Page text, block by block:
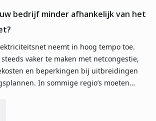
bedrijf minder afhankelijk van het
neemt in hoog tempo toe.
vaker te maken met netcongestie,
en beperkingen bij uitbreidingen
In sommige regio’s moeten…